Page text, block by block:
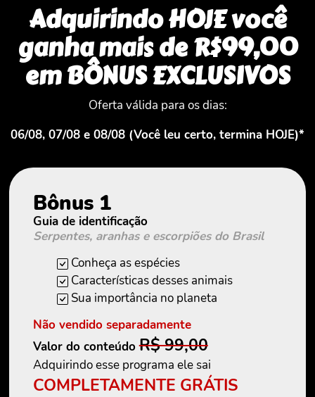
Adquirindo HOJE você
ganha mais de R$99,00
em BÔNUS EXCLUSIVOS
Oferta válida para os dias:
06/08, 07/08 e 08/08 (Você leu certo, termina HOJE)*
Bônus 1
Guia de identificação
Serpentes, aranhas e escorpiões do Brasil
Conheça as espécies
Características desses animais
Sua importância no planeta
Não vendido separadamente
Valor do conteúdoR$ 99,00
Adquirindo esse programa ele sai
COMPLETAMENTE GRÁTIS